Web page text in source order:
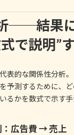
──結果
で説明”
表的な関係性分析。
予測するために、ど
るかを数式で示す手
広告費 → 売上